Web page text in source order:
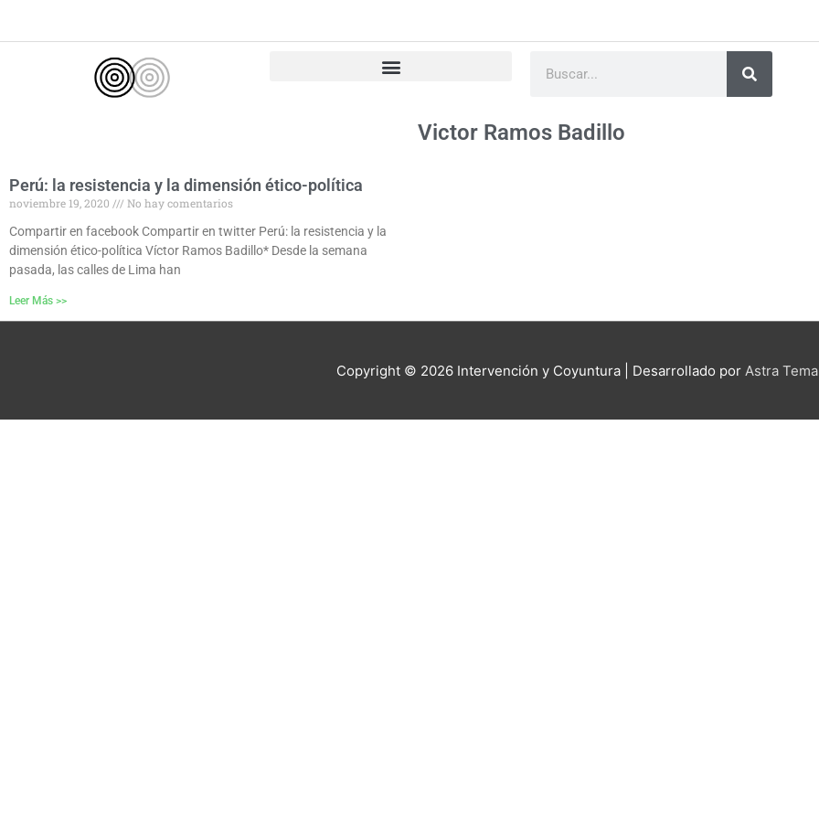
Victor Ramos Badillo
Perú: la resistencia y la dimensión ético-política
noviembre 19, 2020
No hay comentarios
Compartir en facebook Compartir en twitter Perú: la resistencia y la
dimensión ético-política Víctor Ramos Badillo* Desde la semana
pasada, las calles de Lima han
Leer Más >>
Copyright © 2026 Intervención y Coyuntura| Desarrollado por Astra